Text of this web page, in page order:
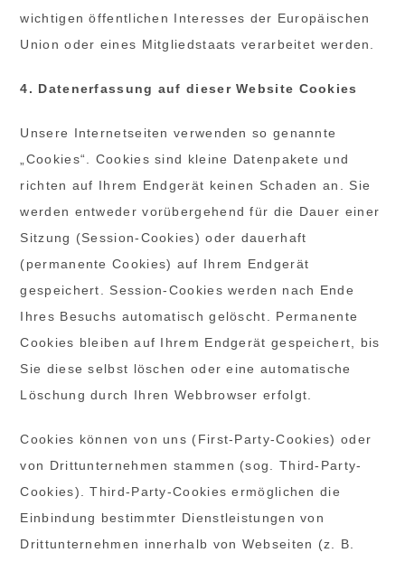
wichtigen öffentlichen Interesses der Europäischen
Union oder eines Mitgliedstaats verarbeitet werden.
4. Datenerfassung auf dieser Website Cookies
Unsere Internetseiten verwenden so genannte
„Cookies“. Cookies sind kleine Datenpakete und
richten auf Ihrem Endgerät keinen Schaden an. Sie
werden entweder vorübergehend für die Dauer einer
Sitzung (Session-Cookies) oder dauerhaft
(permanente Cookies) auf Ihrem Endgerät
gespeichert. Session-Cookies werden nach Ende
Ihres Besuchs automatisch gelöscht. Permanente
Cookies bleiben auf Ihrem Endgerät gespeichert, bis
Sie diese selbst löschen oder eine automatische
Löschung durch Ihren Webbrowser erfolgt.
Cookies können von uns (First-Party-Cookies) oder
von Drittunternehmen stammen (sog. Third-Party-
Cookies). Third-Party-Cookies ermöglichen die
Einbindung bestimmter Dienstleistungen von
Drittunternehmen innerhalb von Webseiten (z. B.